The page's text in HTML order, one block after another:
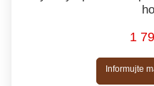
1
Informujte